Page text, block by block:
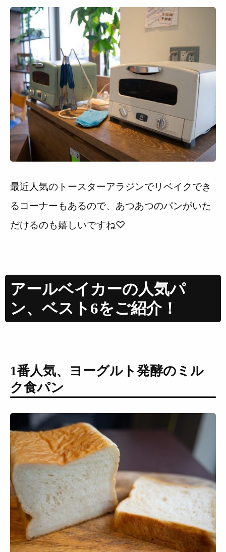
最近人気のトースターアラジンでリベイクでき
るコーナーもあるので、あつあつのパンがいた
だけるのも嬉しいですね♡
アールベイカーの人気パ
ン、ベスト6をご紹介！
1番人気、ヨーグルト発酵のミル
ク食パン